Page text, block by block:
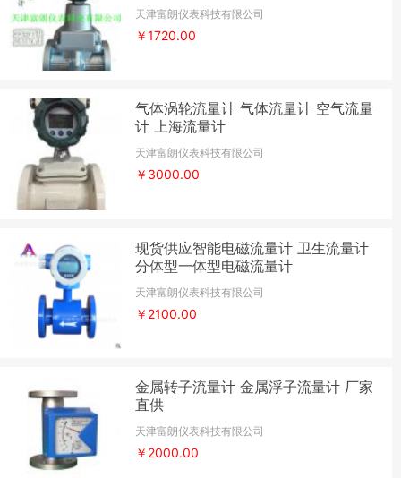
天津富朗仪表科技有限公司
￥1720.00
气体涡轮流量计 气体流量计 空气流量
计 上海流量计
天津富朗仪表科技有限公司
￥3000.00
现货供应智能电磁流量计 卫生流量计
分体型一体型电磁流量计
天津富朗仪表科技有限公司
￥2100.00
金属转子流量计 金属浮子流量计 厂家
直供
天津富朗仪表科技有限公司
￥2000.00